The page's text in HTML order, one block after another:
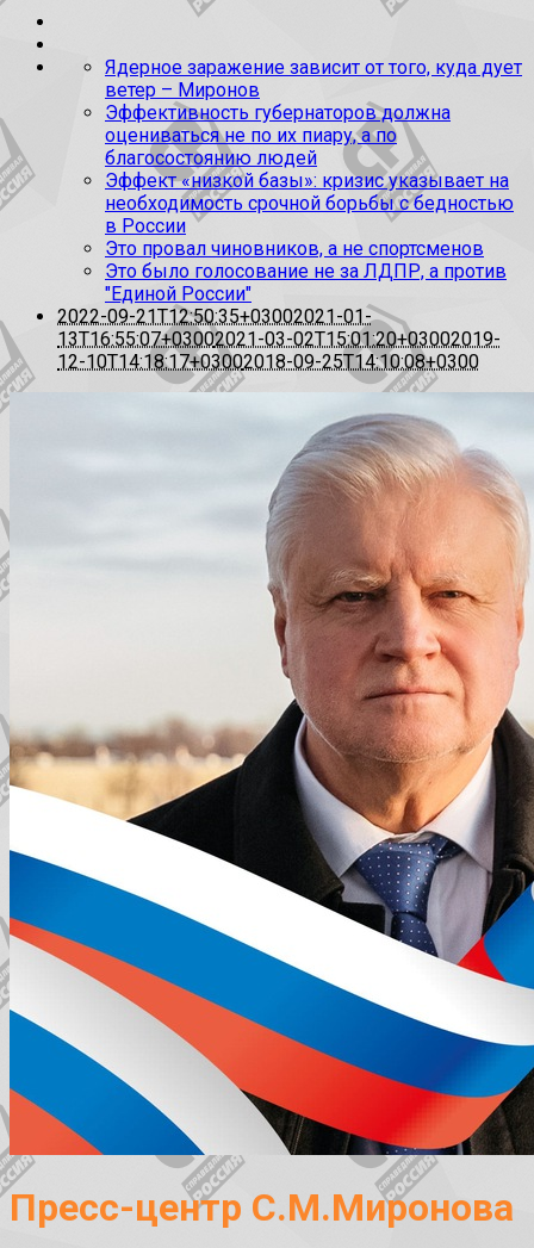
Ядерное заражение зависит от того, куда дует
ветер – Миронов
Эффективность губернаторов должна
оцениваться не по их пиару, а по
благосостоянию людей
Эффект «низкой базы»: кризис указывает на
необходимость срочной борьбы с бедностью
в России
Это провал чиновников, а не спортсменов
Это было голосование не за ЛДПР, а против
"Единой России"
2022-09-21T12:50:35+03002021-01-
13T16:55:07+03002021-03-02T15:01:20+03002019-
12-10T14:18:17+03002018-09-25T14:10:08+0300
Пресс-центр С.М.Миронова